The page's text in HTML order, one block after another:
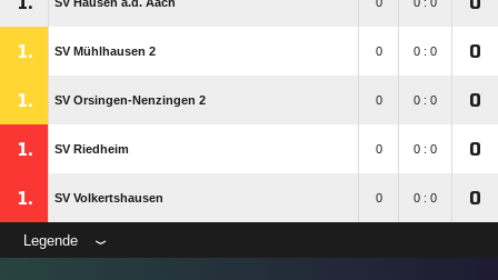
SV Hausen a.d. Aach 0 0 : 0
1. SV Mühlhausen 2 0 0 : 0 0
1. SV Orsingen-Nenzingen 2 0 0 : 0 0
1. SV Riedheim 0 0 : 0 0
1. SV Volkertshausen 0 0 : 0 0
Legende